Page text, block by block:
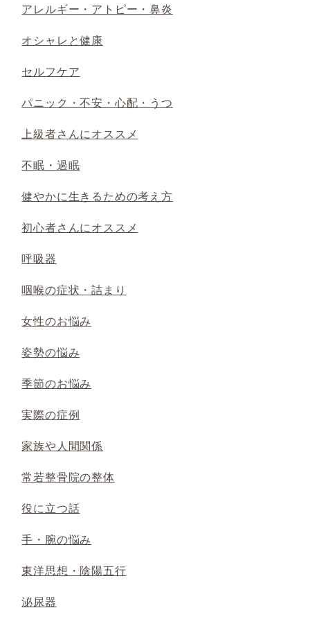
アレルギー・アトピー・鼻炎
オシャレと健康
セルフケア
パニック・不安・心配・うつ
上級者さんにオススメ
不眠・過眠
健やかに生きるための考え方
初心者さんにオススメ
呼吸器
咽喉の症状・詰まり
女性のお悩み
姿勢の悩み
季節のお悩み
実際の症例
家族や人間関係
常若整骨院の整体
役に立つ話
手・腕の悩み
東洋思想・陰陽五行
泌尿器